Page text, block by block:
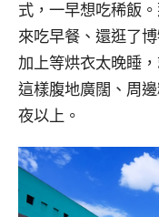
式，一早想吃稀飯
來吃早餐、還逛了
加上等烘衣太晚睡
這樣腹地廣闊、周
夜以上。